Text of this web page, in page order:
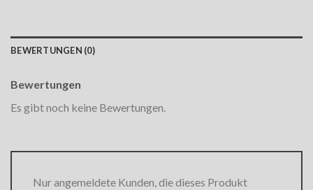
BEWERTUNGEN (0)
Bewertungen
Es gibt noch keine Bewertungen.
Nur angemeldete Kunden, die dieses Produkt